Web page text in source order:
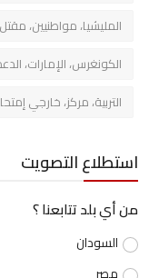
المليشيا، مواطنيين،
الكونغرس، الإمارات،
التربية، مركز، خارجي
استطلاع التصويت
من أي بلد تتابعنا ؟
السودان